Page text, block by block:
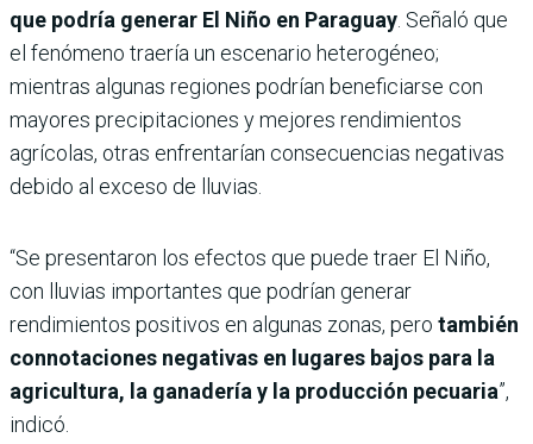
que podría generar El Niño en Paraguay . Señaló que
el fenómeno traería un escenario heterogéneo;
mientras algunas regiones podrían beneficiarse con
mayores precipitaciones y mejores rendimientos
agrícolas, otras enfrentarían consecuencias negativas
debido al exceso de lluvias.
“Se presentaron los efectos que puede traer El Niño,
con lluvias importantes que podrían generar
rendimientos positivos en algunas zonas, pero también
connotaciones negativas en lugares bajos para la
agricultura, la ganadería y la producción pecuaria”,
indicó.